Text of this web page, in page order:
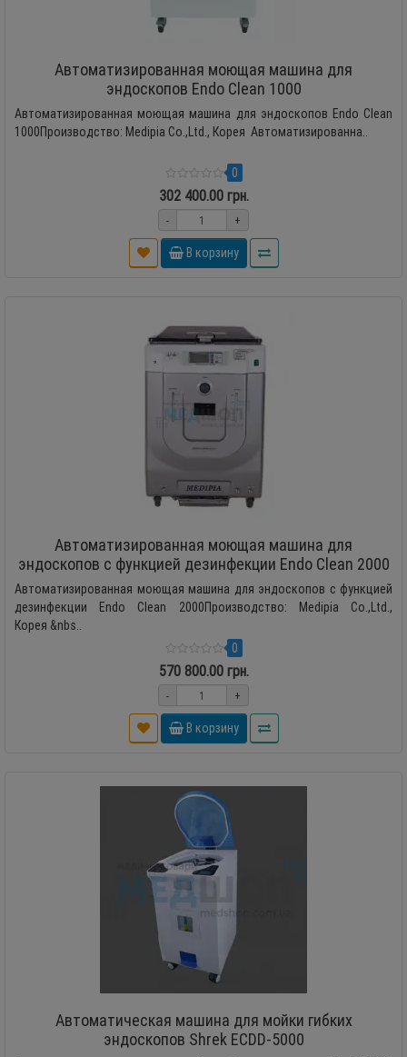
Автоматизированная моющая машина для
эндоскопов Endo Clean 1000
Автоматизированная моющая машина для эндоскопов Endo Clean
1000Производство: Medipia Co.,Ltd., Корея Автоматизированна..
0
302 400.00 грн.
- +
В корзину
Автоматизированная моющая машина для
эндоскопов с функцией дезинфекции Endo Clean 2000
Автоматизированная моющая машина для эндоскопов с функцией
дезинфекции Endo Clean 2000Производство: Medipia Co.,Ltd.,
Корея &nbs..
0
570 800.00 грн.
- +
В корзину
Автоматическая машина для мойки гибких
эндоскопов Shrek ECDD-5000